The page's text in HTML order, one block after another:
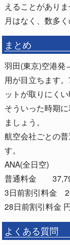
えることがあり
月はなく、数多
まとめ
羽田(東京)空港発
用が目立ちます
ットが取りにくい
そういった時期
ましょう。
航空会社ごとの
す。
ANA(全日空)
普通料金
3日前割引料金
28日前割引料金
よくある質問